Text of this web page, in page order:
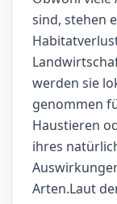
sind, stehen
werden sie
genommen
Haustieren
ihres
Arten.Laut